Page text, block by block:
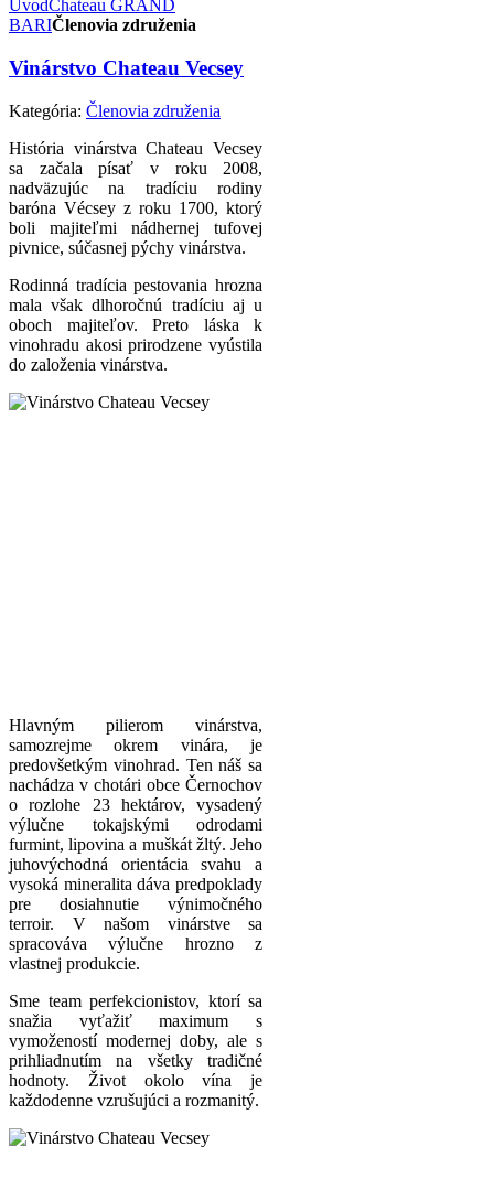
ÚvodChateau GRAND
BARIČlenovia združenia
Vinárstvo Chateau Vecsey
Kategória: Členovia združenia
História vinárstva Chateau Vecsey
sa začala písať v roku 2008,
nadväzujúc na tradíciu rodiny
baróna Vécsey z roku 1700, ktorý
boli majiteľmi nádhernej tufovej
pivnice, súčasnej pýchy vinárstva.
Rodinná tradícia pestovania hrozna
mala však dlhoročnú tradíciu aj u
oboch majiteľov. Preto láska k
vinohradu akosi prirodzene vyústila
do založenia vinárstva.
Hlavným pilierom vinárstva,
samozrejme okrem vinára, je
predovšetkým vinohrad. Ten náš sa
nachádza v chotári obce Černochov
o rozlohe 23 hektárov, vysadený
výlučne tokajskými odrodami
furmint, lipovina a muškát žltý. Jeho
juhovýchodná orientácia svahu a
vysoká mineralita dáva predpoklady
pre dosiahnutie výnimočného
terroir. V našom vinárstve sa
spracováva výlučne hrozno z
vlastnej produkcie.
Sme team perfekcionistov, ktorí sa
snažia vyťažiť maximum s
vymožeností modernej doby, ale s
prihliadnutím na všetky tradičné
hodnoty. Život okolo vína je
každodenne vzrušujúci a rozmanitý.